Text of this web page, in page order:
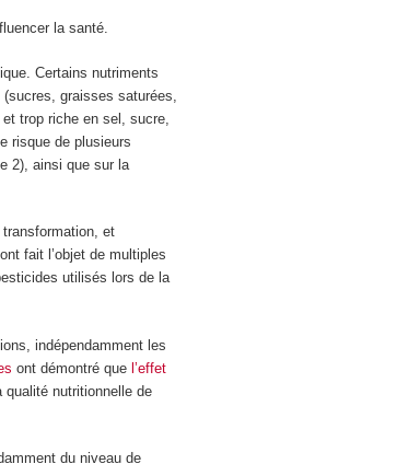
la santé.
Certains nutriments
graisses saturées,
trop riche en sel, sucre,
risque de plusieurs
2), ainsi que sur la
et
fait l’objet de multiples
utilisés lors de la
indépendamment les
ont démontré que l’effet
qualité nutritionnelle de
du niveau de